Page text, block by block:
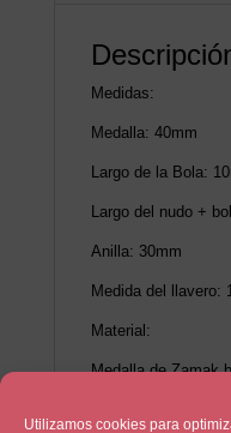
Utilizamos cookies para
cantidad
Medidas:
Medalla: 40mm
Largo de la Bola:
Largo del nudo +
Anilla: 30mm
Medida del llavero:
Material:
Medalla de Zamak